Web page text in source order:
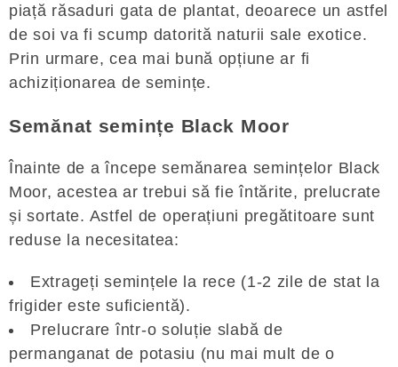
piață răsaduri gata de plantat, deoarece un astfel
de soi va fi scump datorită naturii sale exotice.
Prin urmare, cea mai bună opțiune ar fi
achiziționarea de semințe.
Semănat semințe Black Moor
Înainte de a începe semănarea semințelor Black
Moor, acestea ar trebui să fie întărite, prelucrate
și sortate. Astfel de operațiuni pregătitoare sunt
reduse la necesitatea:
Extrageți semințele la rece (1-2 zile de stat la
frigider este suficientă).
Prelucrare într-o soluție slabă de
permanganat de potasiu (nu mai mult de o